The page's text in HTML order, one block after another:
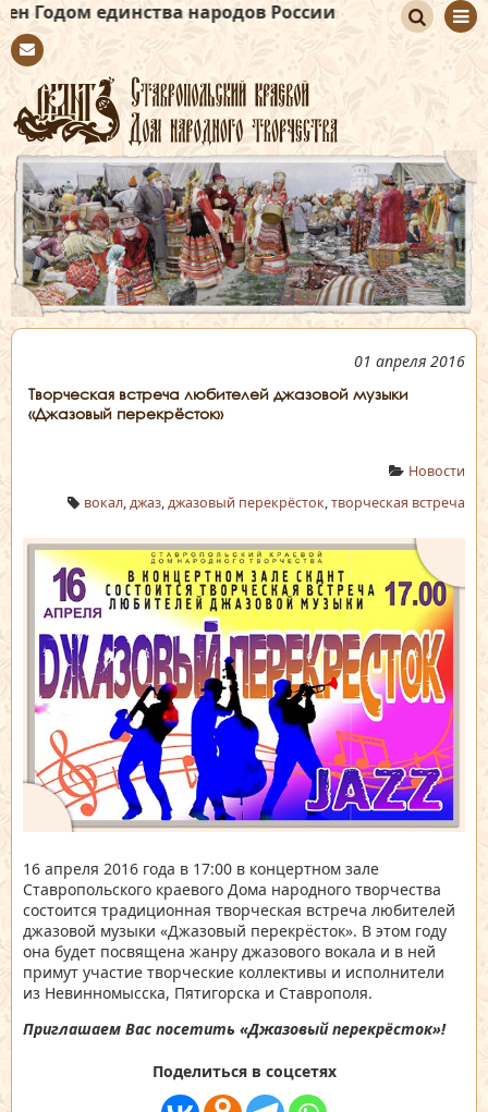
народов России
tact
иск
01 апреля 2016
Творческая встреча любителей джазовой музыки
«Джазовый перекрёсток»
Новости
вокал,джаз,джазовый перекрёсток,творческая встреча
16 апреля 2016 года в 17:00 в концертном зале
Ставропольского краевого Дома народного творчества
состоится традиционная творческая встреча любителей
джазовой музыки «Джазовый перекрёсток». В этом году
она будет посвящена жанру джазового вокала и в ней
примут участие творческие коллективы и исполнители
из Невинномысска, Пятигорска и Ставрополя.
Приглашаем Вас посетить «Джазовый перекрёсток»!
Поделиться в соцсетях